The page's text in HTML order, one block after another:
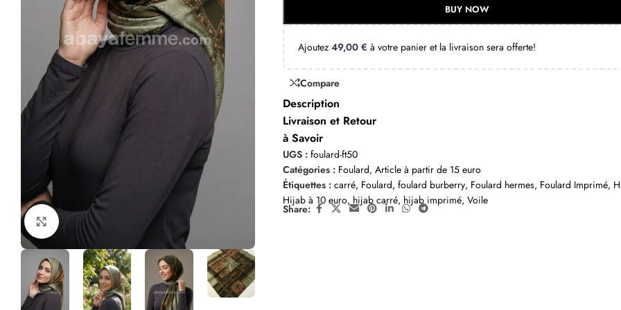
Click to enlarge
BUY NOW
Ajoutez49,00€ à votre panier et la livraison sera offerte!
Compare
Description
Livraison et Retour
à Savoir
UGS :foulard-ft50
Catégories : Foulard, Article à partir de 15 euro
Étiquettes : carré, Foulard, foulard burberry, Foulard hermes, Foulard Imprimé,
Hijab à 10 euro, hijab carré, hijab imprimé, Voile
Share: